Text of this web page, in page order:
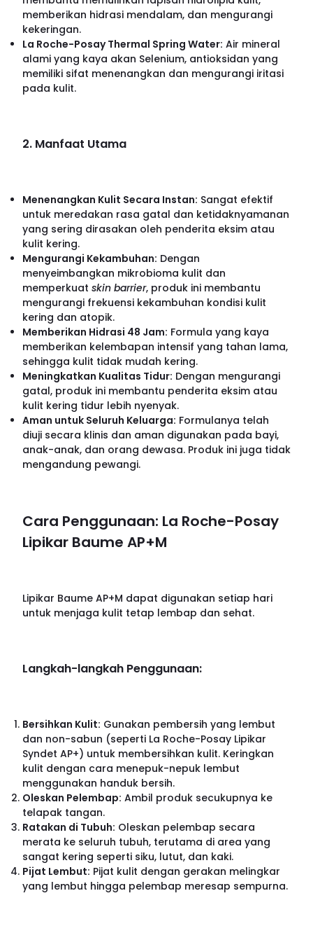
memberikan hidrasi mendalam, dan mengurangi
kekeringan.
La Roche-Posay Thermal Spring Water: Air mineral
alami yang kaya akan Selenium, antioksidan yang
memiliki sifat menenangkan dan mengurangi iritasi
pada kulit.
2. Manfaat Utama
Menenangkan Kulit Secara Instan: Sangat efektif
untuk meredakan rasa gatal dan ketidaknyamanan
yang sering dirasakan oleh penderita eksim atau
kulit kering.
Mengurangi Kekambuhan: Dengan
menyeimbangkan mikrobioma kulit dan
memperkuat skin barrier, produk ini membantu
mengurangi frekuensi kekambuhan kondisi kulit
kering dan atopik.
Memberikan Hidrasi 48 Jam: Formula yang kaya
memberikan kelembapan intensif yang tahan lama,
sehingga kulit tidak mudah kering.
Meningkatkan Kualitas Tidur: Dengan mengurangi
gatal, produk ini membantu penderita eksim atau
kulit kering tidur lebih nyenyak.
Aman untuk Seluruh Keluarga: Formulanya telah
diuji secara klinis dan aman digunakan pada bayi,
anak-anak, dan orang dewasa. Produk ini juga tidak
mengandung pewangi.
Cara Penggunaan: La Roche-Posay
Lipikar Baume AP+M
Lipikar Baume AP+M dapat digunakan setiap hari
untuk menjaga kulit tetap lembap dan sehat.
Langkah-langkah Penggunaan:
Bersihkan Kulit: Gunakan pembersih yang lembut
dan non-sabun (seperti La Roche-Posay Lipikar
Syndet AP+) untuk membersihkan kulit. Keringkan
kulit dengan cara menepuk-nepuk lembut
menggunakan handuk bersih.
Oleskan Pelembap: Ambil produk secukupnya ke
telapak tangan.
Ratakan di Tubuh: Oleskan pelembap secara
merata ke seluruh tubuh, terutama di area yang
sangat kering seperti siku, lutut, dan kaki.
Pijat Lembut: Pijat kulit dengan gerakan melingkar
yang lembut hingga pelembap meresap sempurna.